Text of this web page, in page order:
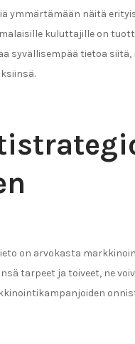
ymmärtämään näitä
kuluttajille on
syvällisempää tietoa
on arvokasta
tarpeet ja toiveet, ne